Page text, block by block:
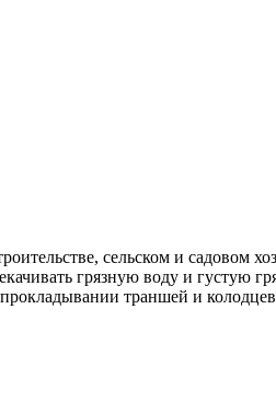
сельском и садовом
грязную воду и густую
траншей и